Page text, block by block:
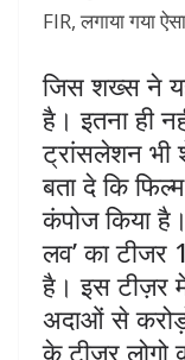
जिस शख्स ने
है। इतना ही
ट्रांसलेशन भी
बता दे कि
कंपोज किया
लव’ का टीजर
है। इस टीज़र
अदाओं से
के टीजर